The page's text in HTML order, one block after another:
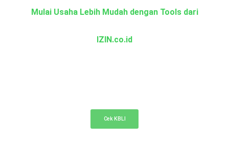
Mulai Usaha Lebih Mudah dengan Tools dari
IZIN.co.id
Cek KBLI